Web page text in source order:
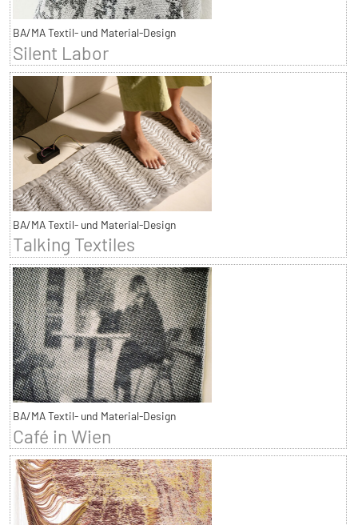
BA/MA Textil- und Material-Design
Silent Labor
BA/MA Textil- und Material-Design
Talking Textiles
BA/MA Textil- und Material-Design
Café in Wien